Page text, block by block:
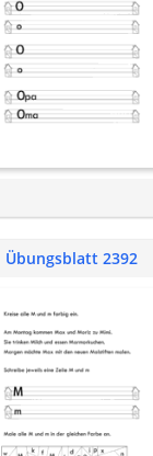
Übungsblatt 2392